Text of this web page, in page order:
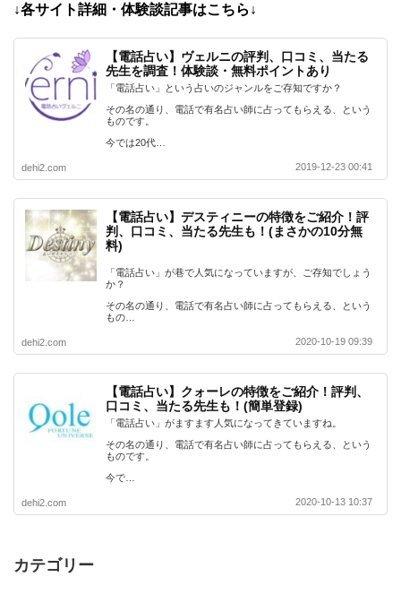
↓各サイト詳細・体験談記事はこちら↓
【電話占い】ヴェルニの評判、口コミ、当たる
先生を調査！体験談・無料ポイントあり
「電話占い」という占いのジャンルをご存知ですか？
その名の通り、電話で有名占い師に占ってもらえる、という
ものです。
今では20代…
dehi2.com 2019-12-23 00:41
【電話占い】デスティニーの特徴をご紹介！評
判、口コミ、当たる先生も！(まさかの10分無
料)
「電話占い」が巷で人気になっていますが、ご存知でしょう
か？
その名の通り、電話で有名占い師に占ってもらえる、という
もの…
dehi2.com 2020-10-19 09:39
【電話占い】クォーレの特徴をご紹介！評判、
口コミ、当たる先生も！(簡単登録)
「電話占い」がますます人気になってきていますね。
その名の通り、電話で有名占い師に占ってもらえる、という
ものです。
今で…
dehi2.com 2020-10-13 10:37
カテゴリー